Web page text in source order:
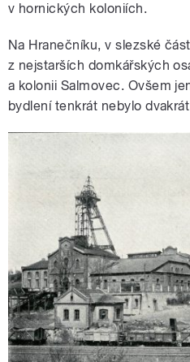
v hornických koloniích.
Na Hranečníku, v slezské
z nejstarších domkářských
a kolonii Salmovec. Ovšem
bydlení tenkrát nebylo